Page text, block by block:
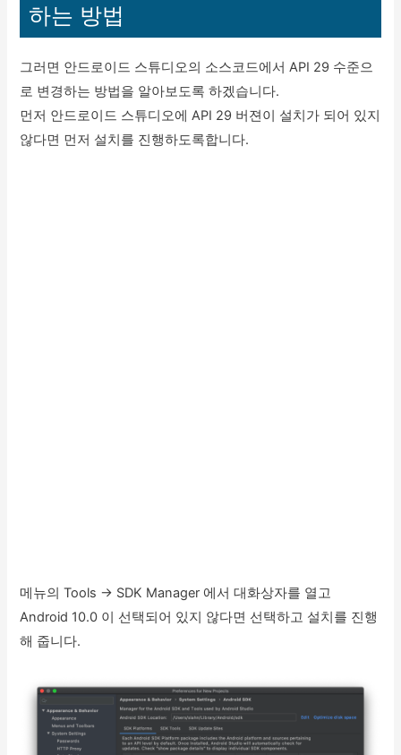
하는 방법
그러면 안드로이드 스튜디오의 소스코드에서 API 29 수준으
로 변경하는 방법을 알아보도록 하겠습니다.
먼저 안드로이드 스튜디오에 API 29 버젼이 설치가 되어 있지
않다면 먼저 설치를 진행하도록합니다.
메뉴의 Tools -> SDK Manager 에서 대화상자를 열고
Android 10.0 이 선택되어 있지 않다면 선택하고 설치를 진행
해 줍니다.